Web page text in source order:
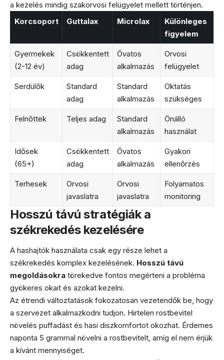
a kezelés mindig szakorvosi felügyelet mellett történjen.
Korcsoport
Guttalax Microlax
Különleges
figyelem
Gyermekek
(2-12 év)
Csökkentett
adag
Óvatos
alkalmazás
Orvosi
felügyelet
Serdülők
Standard
adag
Standard
alkalmazás
Oktatás
szükséges
Felnőttek Teljes adag
Standard
alkalmazás
Önálló
használat
Idősek
(65+)
Csökkentett
adag
Óvatos
alkalmazás
Gyakori
ellenőrzés
Terhesek
Orvosi
javaslatra
Orvosi
javaslatra
Folyamatos
monitoring
Hosszú távú stratégiák a
székrekedés kezelésére
A hashajtók használata csak egy része lehet a
székrekedés komplex kezelésének. Hosszú távú
megoldásokra törekedve fontos megérteni a probléma
gyökeres okait és azokat kezelni.
Az étrendi változtatások fokozatosan vezetendők be, hogy
a szervezet alkalmazkodni tudjon. Hirtelen rostbevitel
növelés puffadást és hasi diszkomfortot okozhat. Érdemes
naponta 5 grammal növelni a rostbevitelt, amíg el nem érjük
a kívánt mennyiséget.